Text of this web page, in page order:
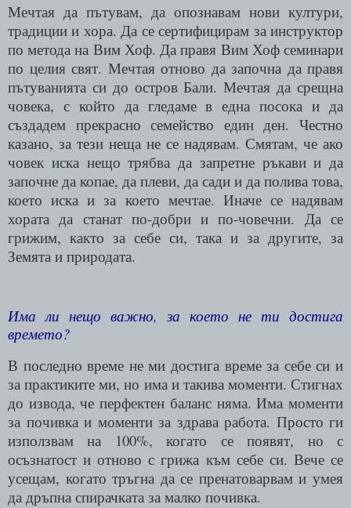
Мечтая да пътувам, да опознавам нови култури,
традиции и хора. Да се сертифицирам за инструктор
по метода на Вим Хоф. Да правя Вим Хоф семинари
по целия свят. Мечтая отново да започна да правя
пътуванията си до остров Бали. Мечтая да срещна
човека, с който да гледаме в една посока и да
създадем прекрасно семейство един ден. Честно
казано, за тези неща не се надявам. Смятам, че ако
човек иска нещо трябва да запретне ръкави и да
започне да копае, да плеви, да сади и да полива това,
което иска и за което мечтае. Иначе се надявам
хората да станат по-добри и по-човечни. Да се
грижим, както за себе си, така и за другите, за
Земята и природата.
Има ли нещо важно, за което не ти достига
времето?
В последно време не ми достига време за себе си и
за практиките ми, но има и такива моменти. Стигнах
до извода, че перфектен баланс няма. Има моменти
за почивка и моменти за здрава работа. Просто ги
използвам на 100%, когато се появят, но с
осъзнатост и отново с грижа към себе си. Вече се
усещам, когато тръгна да се пренатоварвам и умея
да дръпна спирачката за малко почивка.